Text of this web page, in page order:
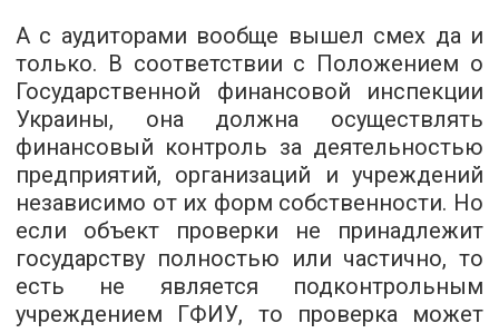
А с аудиторами вообще вышел смех да и
только. В соответствии с Положением о
Государственной финансовой инспекции
Украины, она должна осуществлять
финансовый контроль за деятельностью
предприятий, организаций и учреждений
независимо от их форм собственности. Но
если объект проверки не принадлежит
государству полностью или частично, то
есть не является подконтрольным
учреждением ГФИУ, то проверка может